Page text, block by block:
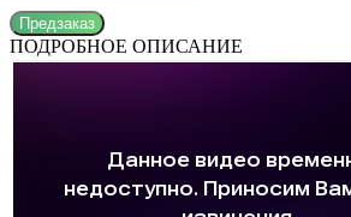
Предзаказ
ПОДРОБНОЕ ОПИСАНИЕ